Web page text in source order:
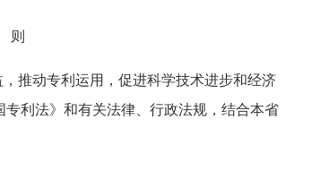
则
推动专利运用，促进科学技术进步和经济
利法》和有关法律、行政法规，结合本省